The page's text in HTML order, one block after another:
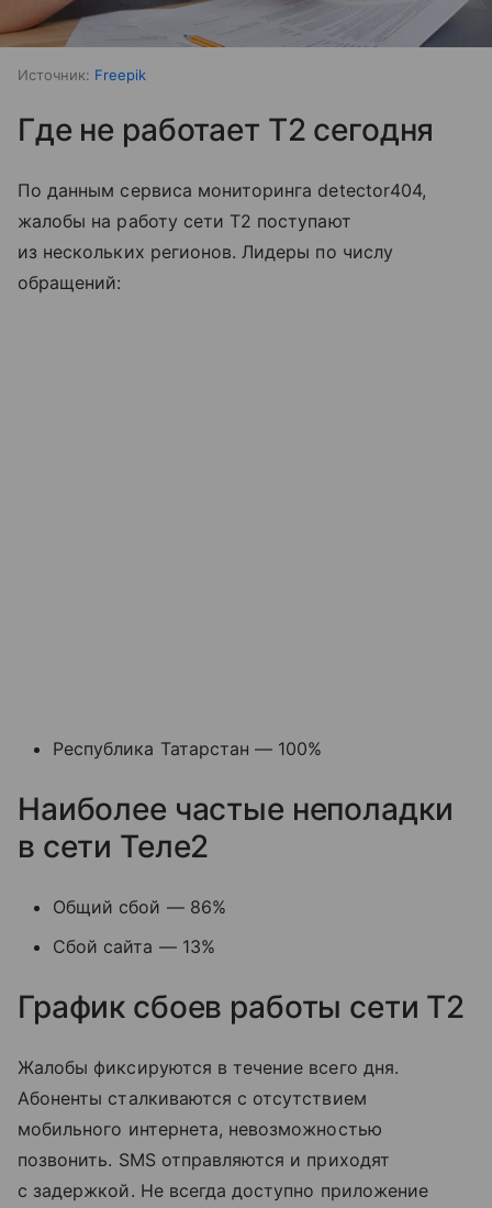
Источник: Freepik
Где не работает T2 сегодня
По данным сервиса мониторинга detector404,
жалобы на работу сети T2 поступают
из нескольких регионов. Лидеры по числу
обращений:
Республика Татарстан — 100%
Наиболее частые неполадки
в сети Теле2
Общий сбой — 86%
Сбой сайта — 13%
График сбоев работы сети T2
Жалобы фиксируются в течение всего дня.
Абоненты сталкиваются с отсутствием
мобильного интернета, невозможностью
позвонить. SMS отправляются и приходят
с задержкой. Не всегда доступно приложение